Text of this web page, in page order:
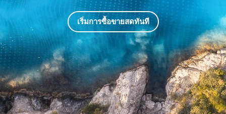
เริ่มการซื้อขายสดทันที